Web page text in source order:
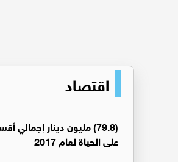
اقتصاد
(79.8) مليون دينار إجمالي
على الحياة لعام 2017